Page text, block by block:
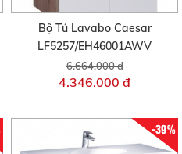
Bộ Tủ Lavabo Caesar
LF5257/EH46001AWV
6.664.000 đ
4.346.000 đ
-39%